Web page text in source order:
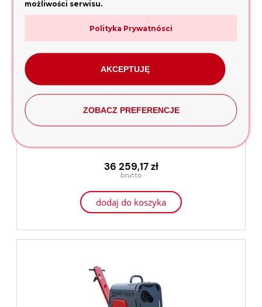
Zagęszczarka rewersyjna Project ZGS-45 PROCONTROL
36 259,17 zł
dodaj do koszyka
możliwości serwisu.
Polityka Prywatnósci
AKCEPTUJĘ
ZOBACZ PREFERENCJE